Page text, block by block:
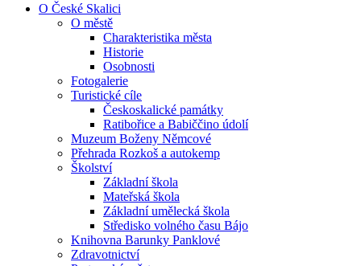
O České Skalici
O městě
Charakteristika města
Historie
Osobnosti
Fotogalerie
Turistické cíle
Českoskalické památky
Ratibořice a Babiččino údolí
Muzeum Boženy Němcové
Přehrada Rozkoš a autokemp
Školství
Základní škola
Mateřská škola
Základní umělecká škola
Středisko volného času Bájo
Knihovna Barunky Panklové
Zdravotnictví